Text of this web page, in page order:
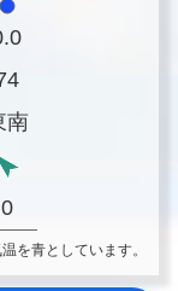
南
0
を青としています。